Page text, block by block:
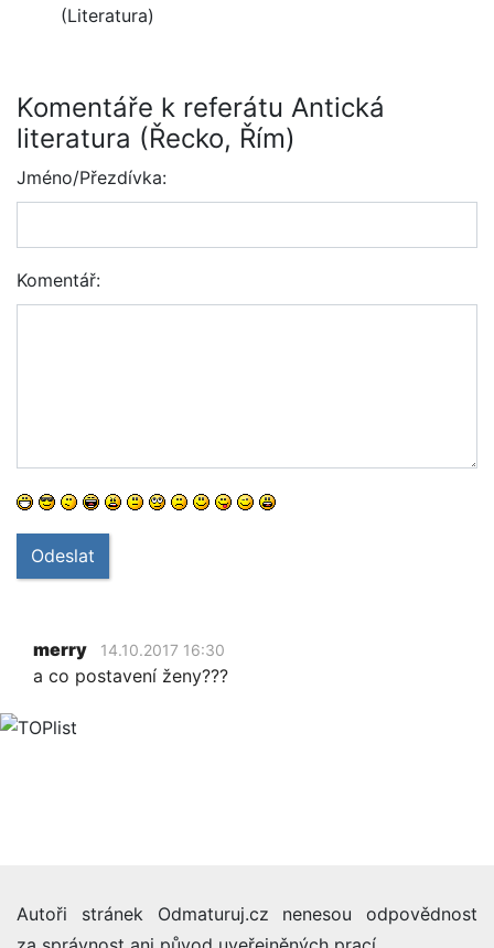
(Literatura)
Komentáře k referátu Antická
literatura (Řecko, Řím)
Jméno/Přezdívka:
Komentář:
Odeslat
merry 14.10.2017 16:30
a co postavení ženy???
Autoři stránek Odmaturuj.cz nenesou odpovědnost